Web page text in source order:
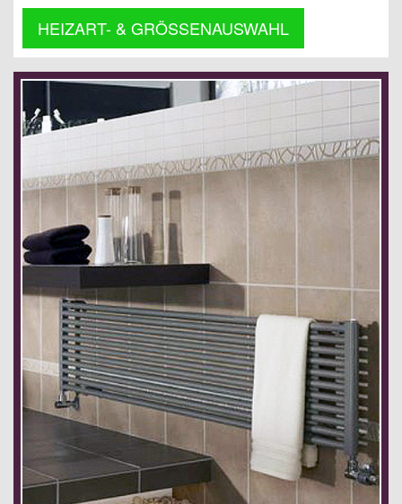
HEIZART- & GRÖSSENAUSWAHL